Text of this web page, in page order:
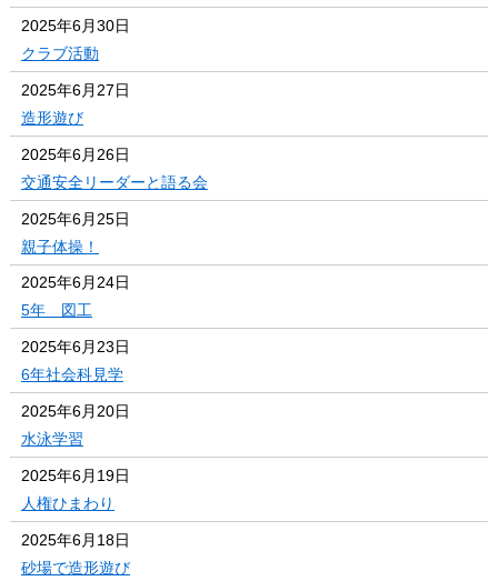
2025年6月30日
クラブ活動
2025年6月27日
造形遊び
2025年6月26日
交通安全リーダーと語る会
2025年6月25日
親子体操！
2025年6月24日
5年 図工
2025年6月23日
6年社会科見学
2025年6月20日
水泳学習
2025年6月19日
人権ひまわり
2025年6月18日
砂場で造形遊び